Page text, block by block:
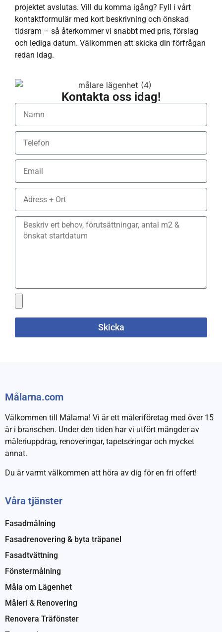
projektet avslutas. Vill du komma igång? Fyll i vårt
kontaktformulär med kort beskrivning och önskad
tidsram – så återkommer vi snabbt med pris, förslag
och lediga datum. Välkommen att skicka din förfrågan
redan idag.
Kontakta oss idag!
Skicka
Målarna.com
Välkommen till Målarna! Vi är ett måleriföretag med över 15
år i branschen. Under den tiden har vi utfört mängder av
måleriuppdrag, renoveringar, tapetseringar och mycket
annat.
Du är varmt välkommen att höra av dig för en fri offert!
Våra tjänster
Fasadmålning
Fasadrenovering & byta träpanel
Fasadtvättning
Fönstermålning
Måla om Lägenhet
Måleri & Renovering
Renovera Träfönster